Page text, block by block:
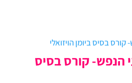
הנפש- קורס בסיס